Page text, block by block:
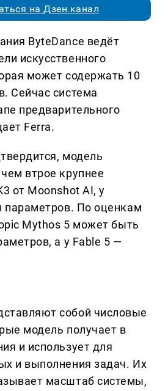
на Дзен.канал
ByteDance ведёт
искусственного
может содержать 10
Сейчас система
предварительного
Ferra.
модель
втрое крупнее
от Moonshot AI, у
параметров. По оценкам
Mythos 5 может быть
а у Fable 5 —
собой числовые
модель получает в
и использует для
и выполнения задач. Их
масштаб системы,